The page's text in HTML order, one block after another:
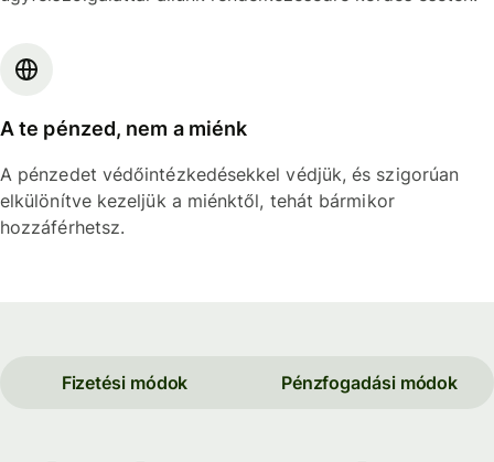
A te pénzed, nem a miénk
A pénzedet védőintézkedésekkel védjük, és szigorúan
elkülönítve kezeljük a miénktől, tehát bármikor
hozzáférhetsz.
Fizetési módok Pénzfogadási módok